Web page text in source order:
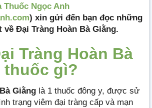
Thuốc Ngọc Anh
) xin gửi đến bạn đọc những
Đại Tràng Hoàn Bà Giằng.
Tràng Hoàn Bà
thuốc gì?
Giằng là 1 thuốc đông y, được sử
trạng viêm đại tràng cấp và mạn